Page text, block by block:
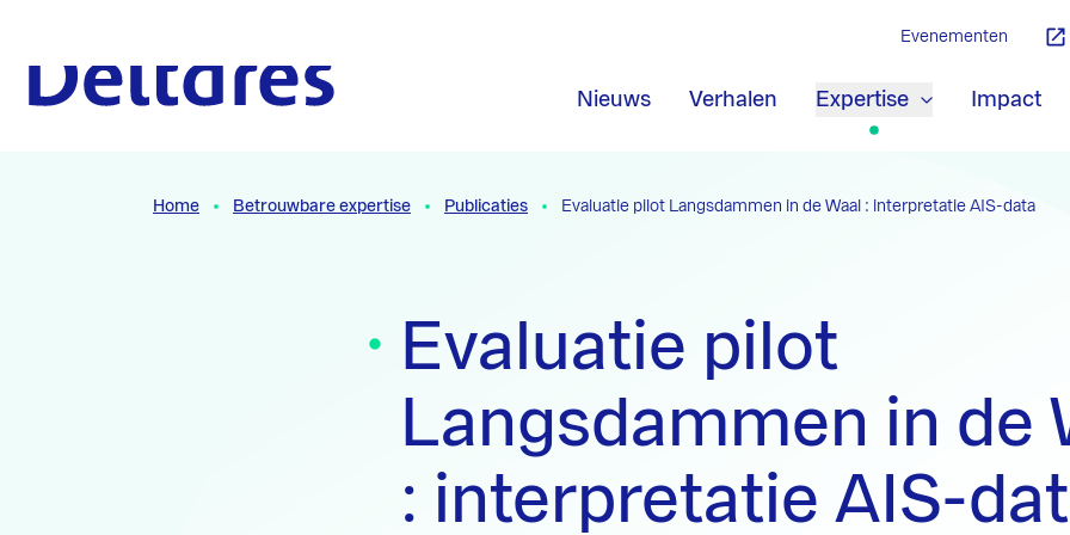
Nieuws Verhalen Expertise Impact
Evenementen
Home Betrouwbare expertise Publicaties Evaluatie pilot Langsdammen in de Waal : interpretatie AIS-data
Evaluatie pilot
Langsdammen in de
: interpretatie AIS-